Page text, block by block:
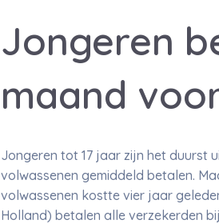
Jongeren
maand
Jongeren tot 17 jaar zijn het duurst
volwassenen gemiddeld betalen.
volwassenen kostte vier jaar
Holland) betalen alle verzekerden